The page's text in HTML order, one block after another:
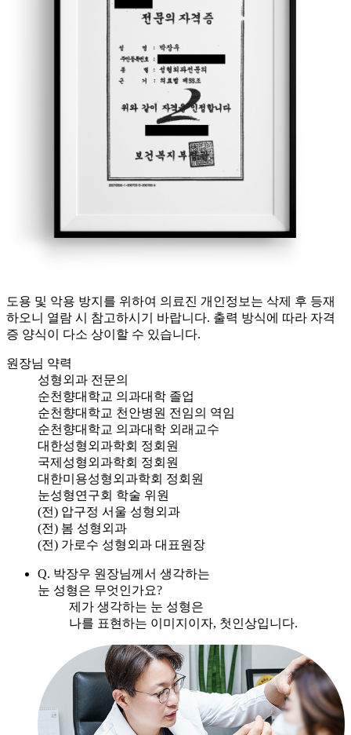
도용 및 악용 방지를 위하여 의료진 개인정보는 삭제 후 등재
하오니 열람 시 참고하시기 바랍니다. 출력 방식에 따라 자격
증 양식이 다소 상이할 수 있습니다.
원장님 약력
성형외과 전문의
순천향대학교 의과대학 졸업
순천향대학교 천안병원 전임의 역임
순천향대학교 의과대학 외래교수
대한성형외과학회 정회원
국제성형외과학회 정회원
대한미용성형외과학회 정회원
눈성형연구회 학술 위원
(전) 압구정 서울 성형외과
(전) 봄 성형외과
(전) 가로수 성형외과 대표원장
Q. 박장우 원장님께서 생각하는
눈 성형은 무엇인가요?
제가 생각하는 눈 성형은
나를 표현하는 이미지이자, 첫인상입니다.